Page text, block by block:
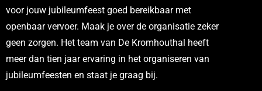
voor jouw jubileumfeest goed bereikbaar met
openbaar vervoer. Maak je over de organisatie zeker
geen zorgen. Het team van De Kromhouthal heeft
meer dan tien jaar ervaring in het organiseren van
jubileumfeesten en staat je graag bij.